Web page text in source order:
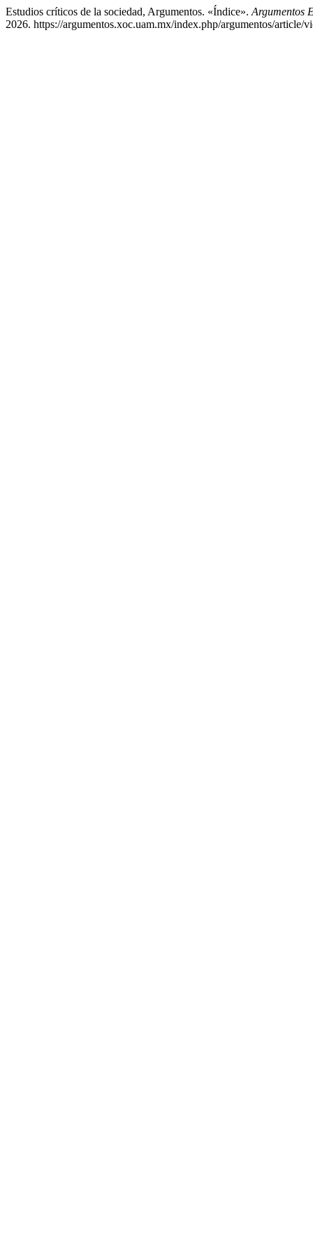
Estudios críticos de la sociedad, Argumentos. «Índice». Argumentos
2026. https://argumentos.xoc.uam.mx/index.php/argumentos/article/